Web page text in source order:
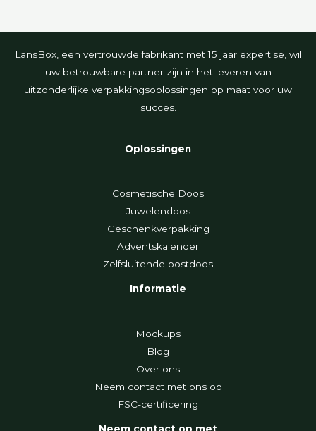
LansBox, een vertrouwde fabrikant met 15 jaar expertise, wil
uw betrouwbare partner zijn in het leveren van
uitzonderlijke verpakkingsoplossingen op maat voor uw
succes.
Oplossingen
Cosmetische Doos
Juwelendoos
Geschenkverpakking
Adventskalender
Zelfsluitende postdoos
Informatie
Mockups
Blog
Over ons
Neem contact met ons op
FSC-certificering
Neem contact op met